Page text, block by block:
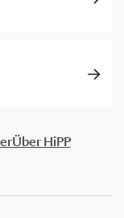
Über HiPP